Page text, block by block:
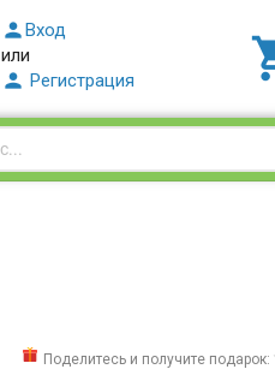
Вход
или
 Регистрация
Поделитесь и получите подарок: